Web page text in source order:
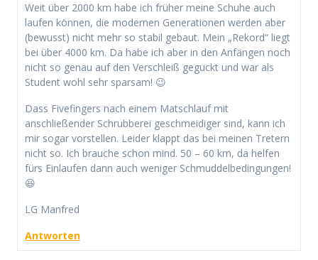
Weit über 2000 km habe ich früher meine Schuhe auch
laufen können, die modernen Generationen werden aber
(bewusst) nicht mehr so stabil gebaut. Mein „Rekord“ liegt
bei über 4000 km. Da habe ich aber in den Anfängen noch
nicht so genau auf den Verschleiß geguckt und war als
Student wohl sehr sparsam! 😉
Dass Fivefingers nach einem Matschlauf mit
anschließender Schrubberei geschmeidiger sind, kann ich
mir sogar vorstellen. Leider klappt das bei meinen Tretern
nicht so. Ich brauche schon mind. 50 – 60 km, da helfen
fürs Einlaufen dann auch weniger Schmuddelbedingungen!
😆
LG Manfred
Antworten